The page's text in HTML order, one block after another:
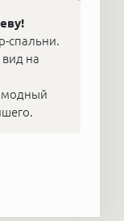
спальни.
на
модный